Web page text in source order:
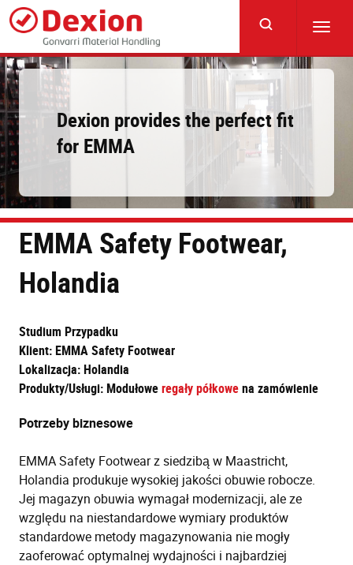
Skip
main
content
Dexion provides the perfect fit
for EMMA
EMMA Safety Footwear,
Holandia
Studium Przypadku
Klient: EMMA Safety Footwear
Lokalizacja: Holandia
Produkty/Usługi: Modułoweregały półkowena zamówienie
Potrzeby biznesowe
EMMA Safety Footwear z siedzibą w Maastricht,
Holandia produkuje wysokiej jakości obuwie robocze.
Jej magazyn obuwia wymagał modernizacji, ale ze
względu na niestandardowe wymiary produktów
standardowe metody magazynowania nie mogły
zaoferować optymalnej wydajności i najbardziej